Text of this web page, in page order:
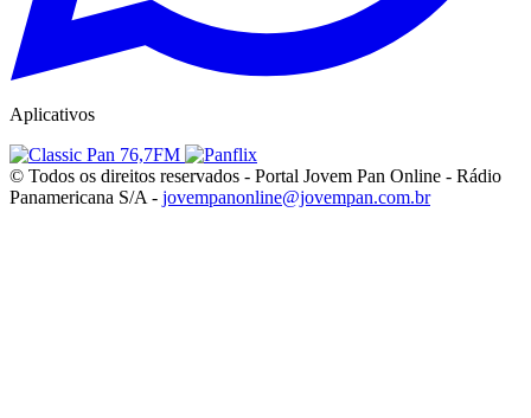
Aplicativos
© Todos os direitos reservados - Portal Jovem Pan Online - Rádio
Panamericana S/A - jovempanonline@jovempan.com.br